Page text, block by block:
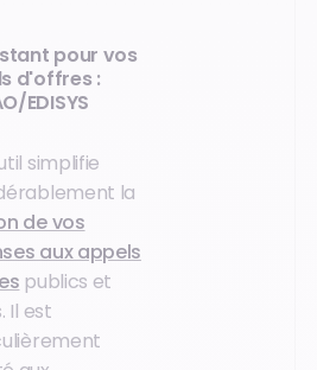
pour vos
d'offres :
EDISYS
simplifie
la
de vos
aux appels
publics et
Il est